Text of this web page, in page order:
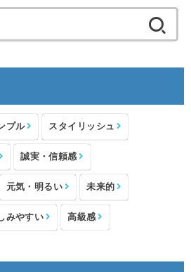
索:
プル スタイリッシュ
誠実・信頼感
元気・明るい 未来的
みやすい 高級感